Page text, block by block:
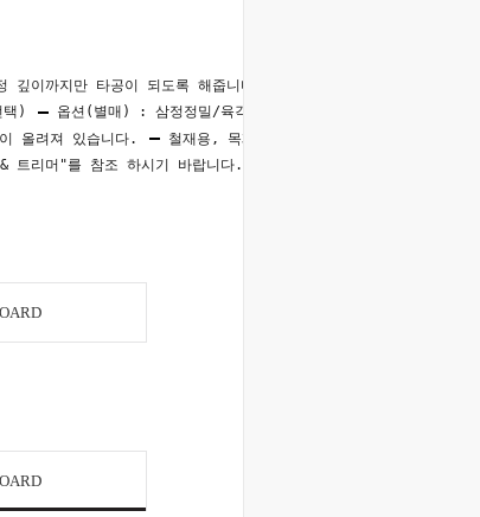
깊이까지만 타공이 되도록 해줍니다.
택)
옵션(별매) : 삼정정밀/육각L-렌치(A품) 2.5mm
올려져 있습니다.
철재용, 목재용 홀쏘는 상품분류 "드릴 &
트리머"를 참조 하시기 바랍니다.